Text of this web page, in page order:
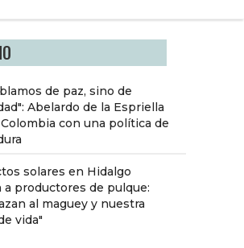
de paz, sino de
Abelardo de la Espriella
Colombia con una política de
solares en Hidalgo
a productores de pulque:
al maguey y nuestra
vida"